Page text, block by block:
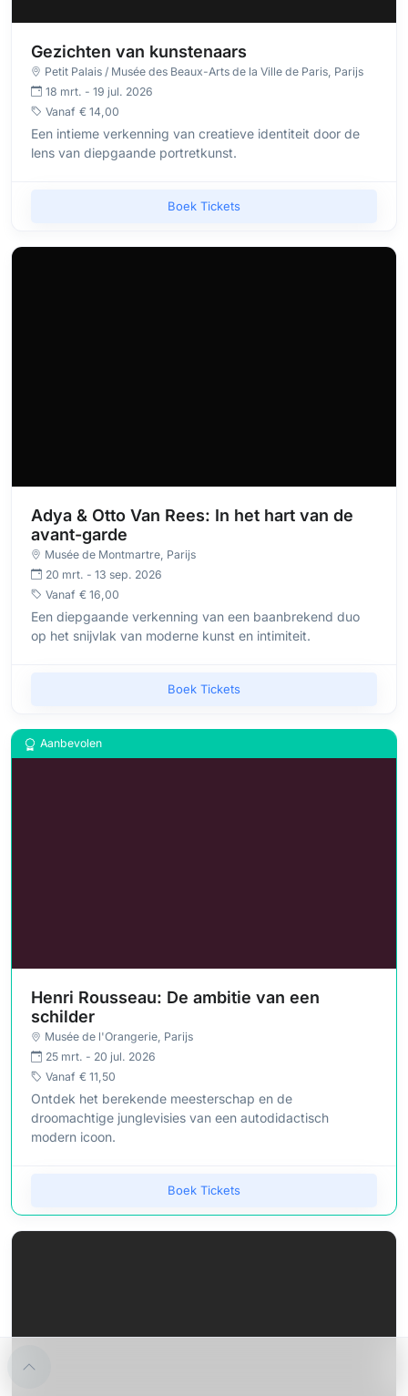
Gezichten van kunstenaars
Petit Palais / Musée des Beaux-Arts de la Ville de Paris, Parijs
18 mrt. - 19 jul. 2026
Vanaf € 14,00
Een intieme verkenning van creatieve identiteit door de
lens van diepgaande portretkunst.
Boek Tickets
Adya & Otto Van Rees: In het hart van de
avant-garde
Musée de Montmartre, Parijs
20 mrt. - 13 sep. 2026
Vanaf € 16,00
Een diepgaande verkenning van een baanbrekend duo
op het snijvlak van moderne kunst en intimiteit.
Boek Tickets
Aanbevolen
Henri Rousseau: De ambitie van een
schilder
Musée de l'Orangerie, Parijs
25 mrt. - 20 jul. 2026
Vanaf € 11,50
Ontdek het berekende meesterschap en de
droomachtige junglevisies van een autodidactisch
modern icoon.
Boek Tickets